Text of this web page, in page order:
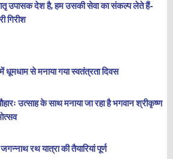
उपासक देश है, हम उसकी सेवा का संकल्प लेते हैं-
गिरीश
धूमधाम से मनाया गया स्वतंत्रता दिवस
उत्साह के साथ मनाया जा रहा है भगवान श्रीकृष्ण
रथ यात्रा की तैयारियां पूर्ण